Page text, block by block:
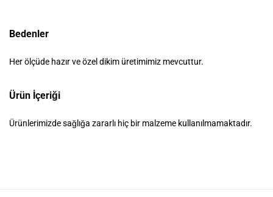
Bedenler
Her ölçüde hazır ve özel dikim üretimimiz mevcuttur.
Ürün İçeriği
Ürünlerimizde sağlığa zararlı hiç bir malzeme kullanılmamaktadır.